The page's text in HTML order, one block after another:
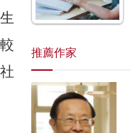
推薦作家